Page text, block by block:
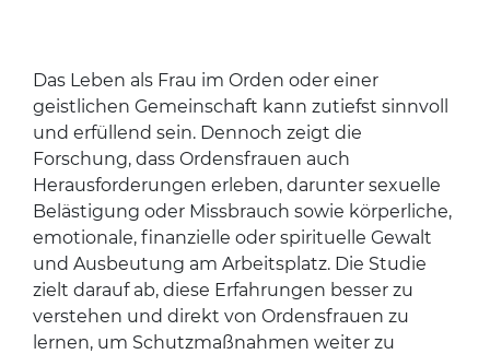
Das Leben als Frau im Orden oder einer
geistlichen Gemeinschaft kann zutiefst sinnvoll
und erfüllend sein. Dennoch zeigt die
Forschung, dass Ordensfrauen auch
Herausforderungen erleben, darunter sexuelle
Belästigung oder Missbrauch sowie körperliche,
emotionale, finanzielle oder spirituelle Gewalt
und Ausbeutung am Arbeitsplatz. Die Studie
zielt darauf ab, diese Erfahrungen besser zu
verstehen und direkt von Ordensfrauen zu
lernen, um Schutzmaßnahmen weiter zu